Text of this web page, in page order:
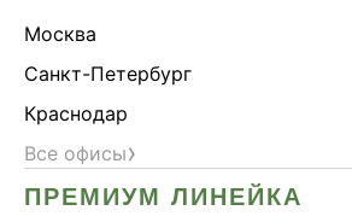
Расторопша
СДВГ
Москва
Санкт-Петербург
Краснодар
Все офисы›
ПРЕМИУМ ЛИНЕЙКА